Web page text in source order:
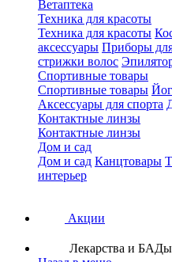
Ветаптека
Техника для красоты
Техника для красоты
аксессуары Приборы
стрижки волос
Спортивные товары
Спортивные товары
Аксессуары для спорта
Контактные линзы
Контактные линзы
Дом и сад
Дом и сад Канцтовары
интерьер
Акции
Лекарства и БАДы